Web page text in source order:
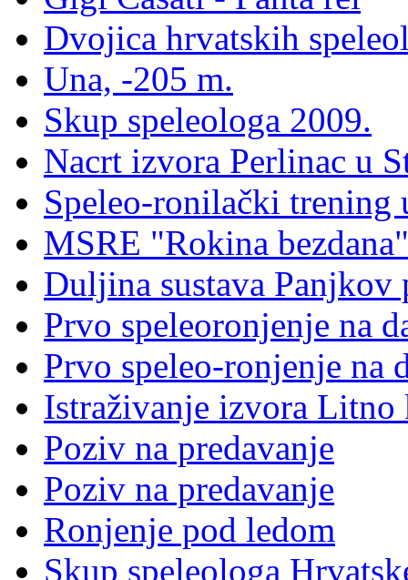
Dvojica hrvatskih
Una, -205 m.
Skup speleologa 2009.
Nacrt izvora Perlinac u
Speleo-ronilački
MSRE "Rokina
Duljina sustava Panjkov
Prvo speleoronjenje na
Prvo speleo-ronjenje na
Istraživanje izvora Litno
Poziv na predavanje
Poziv na predavanje
Ronjenje pod ledom
Skup speleologa